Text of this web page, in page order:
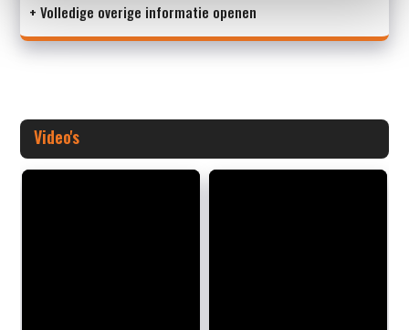
+ Volledige overige informatie openen
Video's